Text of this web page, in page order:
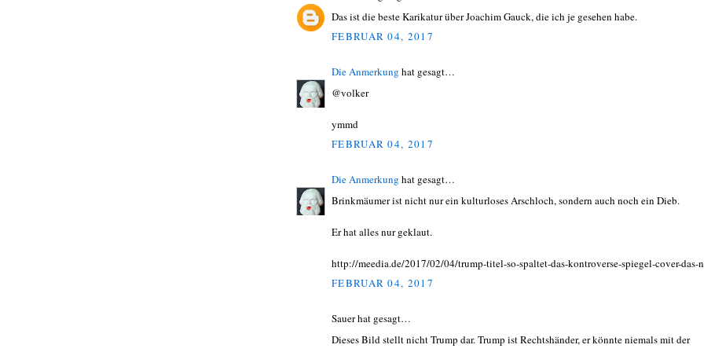
Das ist die beste Karikatur über Joachim Gauck, die ich je gesehen habe.
FEBRUAR 04, 2017
Die Anmerkung hat gesagt…
@volker
ymmd
FEBRUAR 04, 2017
Die Anmerkung hat gesagt…
Brinkmäumer ist nicht nur ein kulturloses Arschloch, sondern auch noch ein Dieb.
Er hat alles nur geklaut.
http://meedia.de/2017/02/04/trump-titel-so-spaltet-das-kontroverse-spiegel-cover-das-
FEBRUAR 04, 2017
Sauer hat gesagt…
Dieses Bild stellt nicht Trump dar. Trump ist Rechtshänder, er könnte niemals mit der